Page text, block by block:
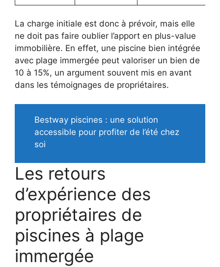
La charge initiale est donc à prévoir, mais elle
ne doit pas faire oublier l’apport en plus-value
immobilière. En effet, une piscine bien intégrée
avec plage immergée peut valoriser un bien de
10 à 15%, un argument souvent mis en avant
dans les témoignages de propriétaires.
Bestway piscines : une solution
accessible pour profiter de l’été chez
soi
Les retours
d’expérience des
propriétaires de
piscines à plage
immergée